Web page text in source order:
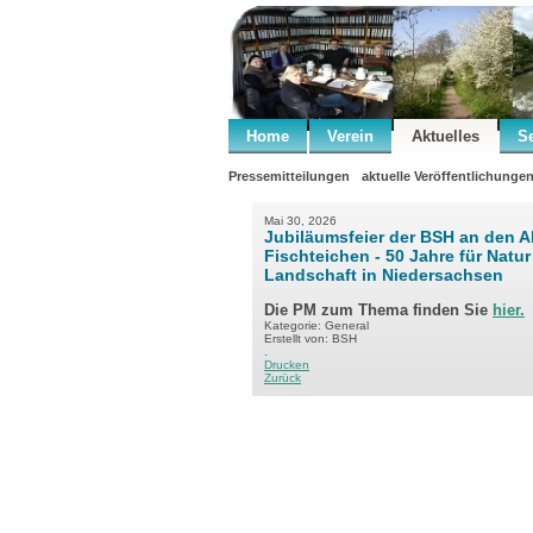
Home Verein Aktuelles
Pressemitteilungen aktuelle Veröffentlichungen
Mai 30, 2026
Jubiläumsfeier der BSH an den
Fischteichen - 50 Jahre für
Landschaft in Niedersachsen
Die PM zum Thema finden Sie hier.
Kategorie: General
Erstellt von: BSH
Drucken
Zurück